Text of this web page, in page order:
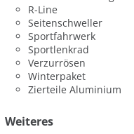
R-Line
Seitenschweller
Sportfahrwerk
Sportlenkrad
Verzurrösen
Winterpaket
Zierteile Aluminium
Weiteres